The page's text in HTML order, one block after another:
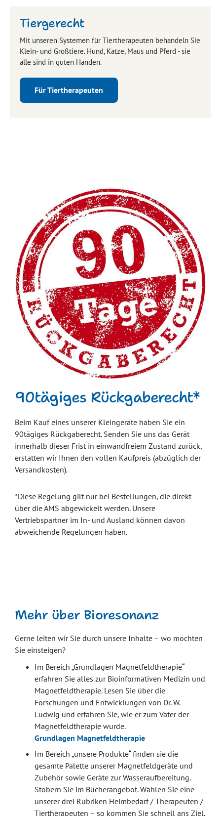
Tiergerecht
Mit unseren Systemen für Tiertherapeuten behandeln Sie
Klein- und Großtiere. Hund, Katze, Maus und Pferd - sie
alle sind in guten Händen.
Für Tiertherapeuten
90tägiges Rückgaberecht*
Beim Kauf eines unserer Kleingeräte haben Sie ein
90tägiges Rückgaberecht. Senden Sie uns das Gerät
innerhalb dieser Frist in einwandfreiem Zustand zurück,
erstatten wir Ihnen den vollen Kaufpreis (abzüglich der
Versandkosten).
*Diese Regelung gilt nur bei Bestellungen, die direkt
über die AMS abgewickelt werden. Unsere
Vertriebspartner im In- und Ausland können davon
abweichende Regelungen haben.
Mehr über Bioresonanz
Gerne leiten wir Sie durch unsere Inhalte – wo möchten
Sie einsteigen?
Im Bereich „Grundlagen Magnetfeldtherapie“
erfahren Sie alles zur Bioinformativen Medizin und
Magnetfeldtherapie. Lesen Sie über die
Forschungen und Entwicklungen von Dr. W.
Ludwig und erfahren Sie, wie er zum Vater der
Magnetfeldtherapie wurde.
Grundlagen Magnetfeldtherapie
Im Bereich „unsere Produkte“ finden sie die
gesamte Palette unserer Magnetfeldgeräte und
Zubehör sowie Geräte zur Wasseraufbereitung.
Stöbern Sie im Bücherangebot. Wählen Sie eine
unserer drei Rubriken Heimbedarf / Therapeuten /
Tiertherapeuten – so kommen Sie schnell ans Ziel.